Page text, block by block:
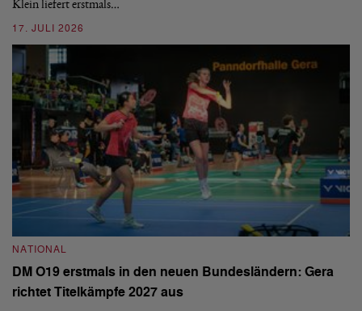
Klein liefert erstmals…
17. JULI 2026
NATIONAL
DM O19 erstmals in den neuen Bundesländern: Gera
richtet Titelkämpfe 2027 aus